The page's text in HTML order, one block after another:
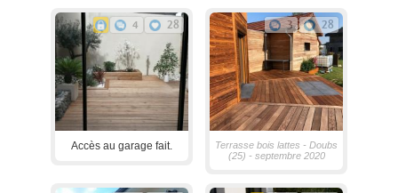
4 28
Accès au garage fait.
3 28
Terrasse bois lattes - Doubs
(25) - septembre 2020